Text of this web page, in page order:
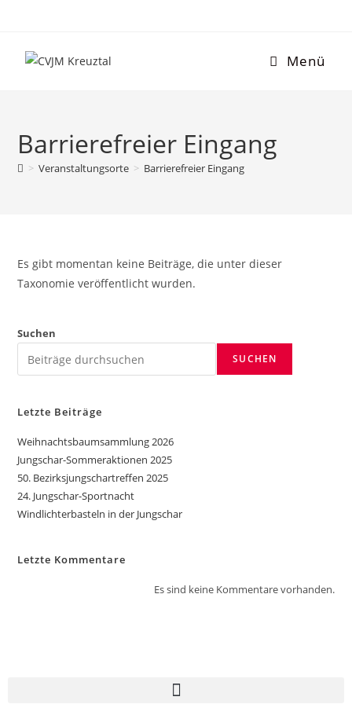
Menü
Barrierefreier Eingang
> Veranstaltungsorte > Barrierefreier Eingang
Es gibt momentan keine Beiträge, die unter dieser
Taxonomie veröffentlicht wurden.
Suchen
SUCHEN
Letzte Beiträge
Weihnachtsbaumsammlung 2026
Jungschar-Sommeraktionen 2025
50. Bezirksjungschartreffen 2025
24. Jungschar-Sportnacht
Windlichterbasteln in der Jungschar
Letzte Kommentare
Es sind keine Kommentare vorhanden.